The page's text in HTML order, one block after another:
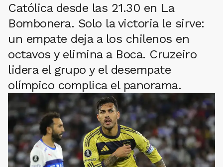
Católica desde las 21.30 en La
Bombonera. Solo la victoria le sirve:
un empate deja a los chilenos en
octavos y elimina a Boca. Cruzeiro
lidera el grupo y el desempate
olímpico complica el panorama.